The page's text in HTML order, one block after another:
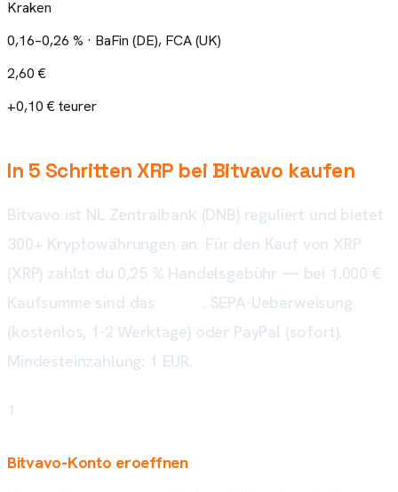
Kraken
0,16–0,26 % · BaFin (DE), FCA (UK)
2,60 €
+0,10 € teurer
In 5 Schritten XRP bei Bitvavo kaufen
Bitvavo ist NL Zentralbank (DNB) reguliert und bietet
300+ Kryptowährungen an. Für den Kauf von XRP
(XRP) zahlst du 0,25 % Handelsgebühr — bei 1.000 €
Kaufsumme sind das
. SEPA-Ueberweisung
(kostenlos, 1-2 Werktage) oder PayPal (sofort).
Mindesteinzahlung: 1 EUR.
1
Bitvavo-Konto eroeffnen